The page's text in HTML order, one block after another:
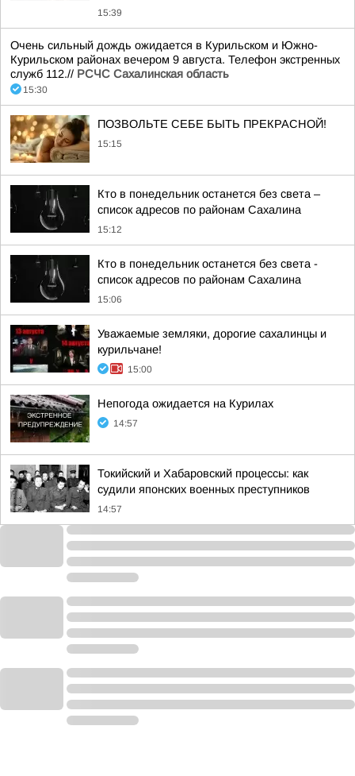
15:39
Очень сильный дождь ожидается в Курильском и Южно-
Курильском районах вечером 9 августа. Телефон экстренных
служб 112.// РСЧС Сахалинская область
15:30
ПОЗВОЛЬТЕ СЕБЕ БЫТЬ ПРЕКРАСНОЙ!
15:15
Кто в понедельник останется без света –
список адресов по районам Сахалина
15:12
Кто в понедельник останется без света -
список адресов по районам Сахалина
15:06
Уважаемые земляки, дорогие сахалинцы и
курильчане!
15:00
Непогода ожидается на Курилах
14:57
Токийский и Хабаровский процессы: как
судили японских военных преступников
14:57